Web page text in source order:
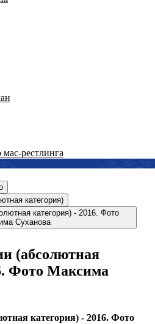
рестлинга
категория)
категория) - 2016. Фото
Суханова
(абсолютная
Фото Максима
категория) - 2016. Фото